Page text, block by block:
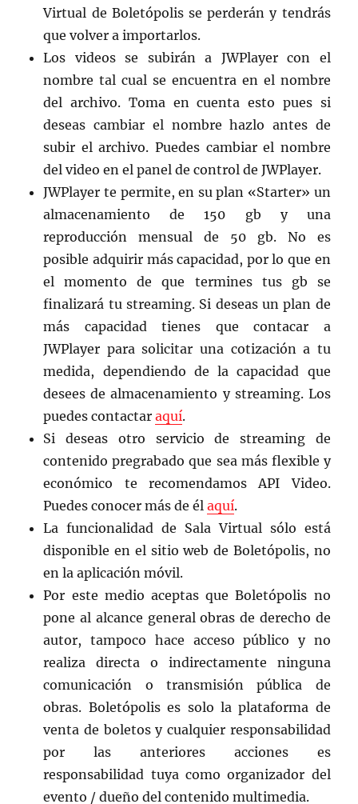
Virtual de Boletópolis se perderán y tendrás
que volver a importarlos.
Los videos se subirán a JWPlayer con el
nombre tal cual se encuentra en el nombre
del archivo. Toma en cuenta esto pues si
deseas cambiar el nombre hazlo antes de
subir el archivo. Puedes cambiar el nombre
del video en el panel de control de JWPlayer.
JWPlayer te permite, en su plan «Starter» un
almacenamiento de 150 gb y una
reproducción mensual de 50 gb. No es
posible adquirir más capacidad, por lo que en
el momento de que termines tus gb se
finalizará tu streaming. Si deseas un plan de
más capacidad tienes que contacar a
JWPlayer para solicitar una cotización a tu
medida, dependiendo de la capacidad que
desees de almacenamiento y streaming. Los
puedes contactaraquí.
Si deseas otro servicio de streaming de
contenido pregrabado que sea más flexible y
económico te recomendamos API Video.
Puedes conocer más de élaquí.
La funcionalidad de Sala Virtual sólo está
disponible en el sitio web de Boletópolis, no
en la aplicación móvil.
Por este medio aceptas que Boletópolis no
pone al alcance general obras de derecho de
autor, tampoco hace acceso público y no
realiza directa o indirectamente ninguna
comunicación o transmisión pública de
obras. Boletópolis es solo la plataforma de
venta de boletos y cualquier responsabilidad
por las anteriores acciones es
responsabilidad tuya como organizador del
evento / dueño del contenido multimedia.